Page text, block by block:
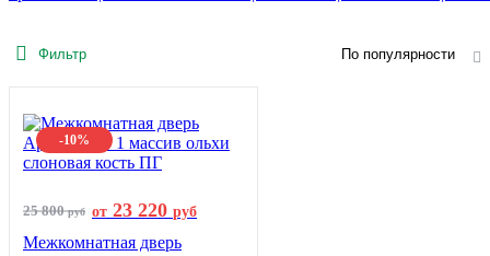
Фильтр По популярности
-10%
25 800руб от 23 220 руб
Межкомнатная дверь